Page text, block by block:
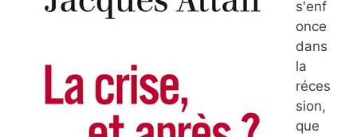
s'enf
once
dans
la
réces
sion,
que